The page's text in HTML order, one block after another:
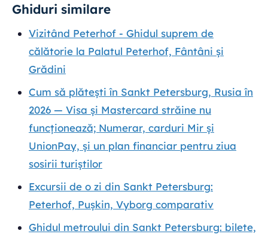
Ghiduri similare
Vizitând Peterhof - Ghidul suprem de
călătorie la Palatul Peterhof, Fântâni și
Grădini
Cum să plătești în Sankt Petersburg, Rusia în
2026 — Visa și Mastercard străine nu
funcționează; Numerar, carduri Mir și
UnionPay, și un plan financiar pentru ziua
sosirii turiștilor
Excursii de o zi din Sankt Petersburg:
Peterhof, Pușkin, Vyborg comparativ
Ghidul metroului din Sankt Petersburg: bilete,